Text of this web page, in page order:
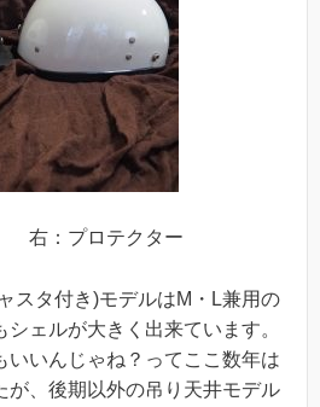
右：プロテクター
スタ付き)モデルはM・L兼用の
ェルが大きく出来ています。
いいんじゃね？ってここ数年は
が、後期以外の吊り天井モデル